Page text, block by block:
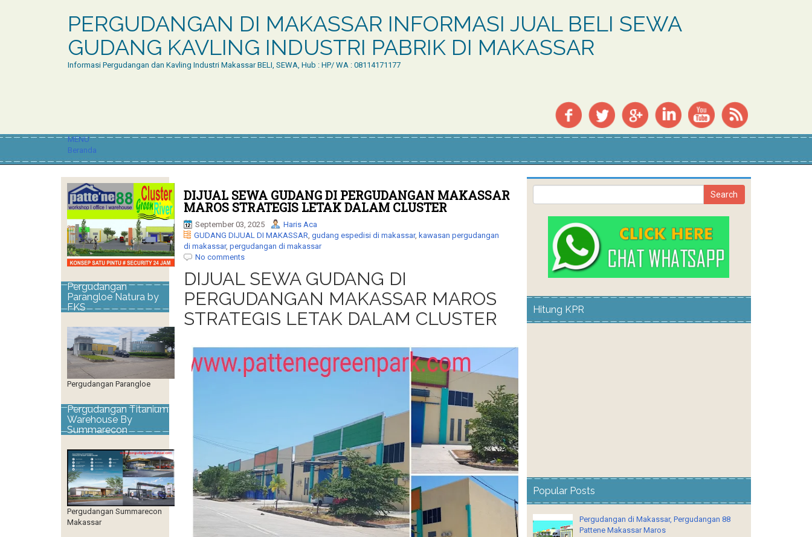
PERGUDANGAN DI MAKASSAR INFORMASI JUAL BELI SEWA
GUDANG KAVLING INDUSTRI PABRIK DI MAKASSAR
Informasi Pergudangan dan Kavling Industri Makassar BELI, SEWA, Hub : HP/ WA : 08114171177
MENU
Beranda
DIJUAL SEWA GUDANG DI PERGUDANGAN MAKASSAR
MAROS STRATEGIS LETAK DALAM CLUSTER
September 03, 2025
Haris Aca
GUDANG DIJUAL DI MAKASSAR, gudang espedisi di makassar, kawasan pergudangan
di makassar, pergudangan di makassar
No comments
DIJUAL SEWA GUDANG DI
PERGUDANGAN MAKASSAR MAROS
STRATEGIS LETAK DALAM CLUSTER
Pergudangan
Parangloe Natura by
FKS
Pergudangan Parangloe
Pergudangan Titanium
Warehouse By
Summarecon
Pergudangan Summarecon
Makassar
Hitung KPR
Popular Posts
Pergudangan di Makassar, Pergudangan 88
Pattene Makassar Maros